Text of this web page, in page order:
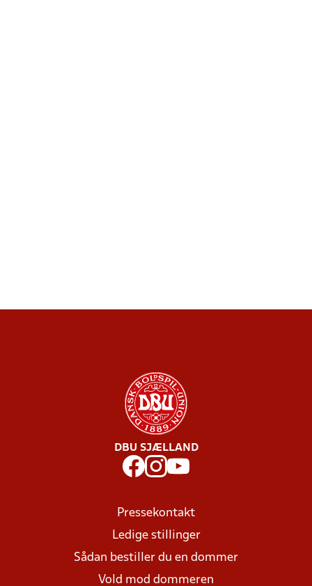
DBU SJÆLLAND
Pressekontakt
Ledige stillinger
Sådan bestiller du en dommer
Vold mod dommeren